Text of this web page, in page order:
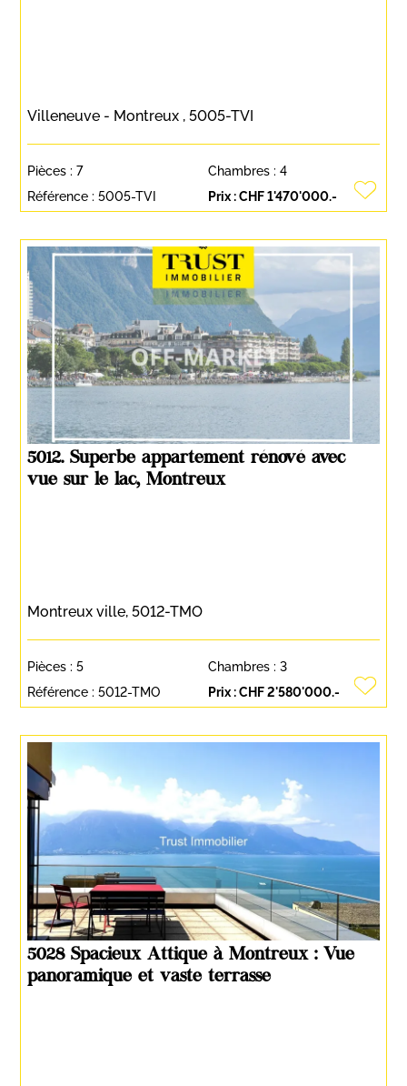
Villeneuve - Montreux , 5005-TVI
Prix :CHF 1'470'000.-
Pièces :7 Chambres : 4
Référence :5005-TVI
5012. Superbe appartement rénové avec
vue sur le lac, Montreux
Montreux ville, 5012-TMO
Prix :CHF 2'580'000.-
Pièces :5 Chambres : 3
Référence :5012-TMO
5028 Spacieux Attique à Montreux : Vue
panoramique et vaste terrasse